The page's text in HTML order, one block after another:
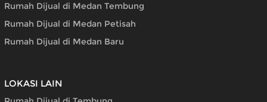
Rumah Dijual di Medan Tembung
Rumah Dijual di Medan Petisah
Rumah Dijual di Medan Baru
LOKASI LAIN